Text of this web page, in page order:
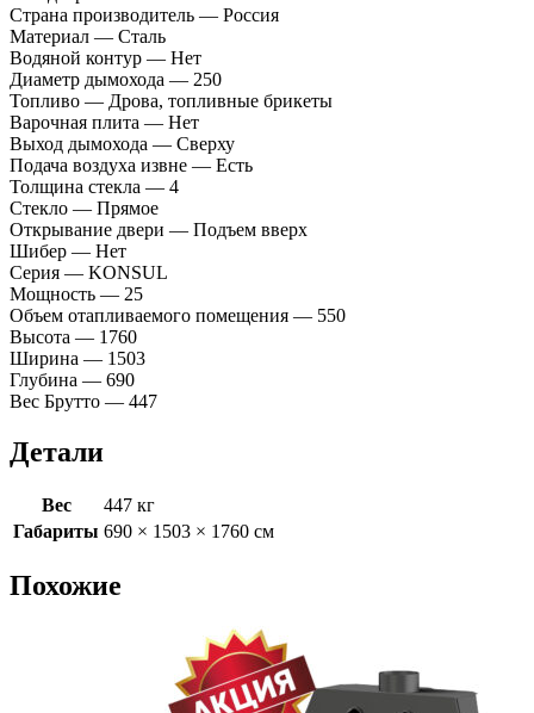
Страна производитель — Россия
Материал — Сталь
Водяной контур — Нет
Диаметр дымохода — 250
Топливо — Дрова, топливные брикеты
Варочная плита — Нет
Выход дымохода — Сверху
Подача воздуха извне — Есть
Толщина стекла — 4
Стекло — Прямое
Открывание двери — Подъем вверх
Шибер — Нет
Серия — KONSUL
Мощность — 25
Объем отапливаемого помещения — 550
Высота — 1760
Ширина — 1503
Глубина — 690
Вес Брутто — 447
Детали
Вес
447 кг
Габариты 690 × 1503 × 1760 см
Похожие